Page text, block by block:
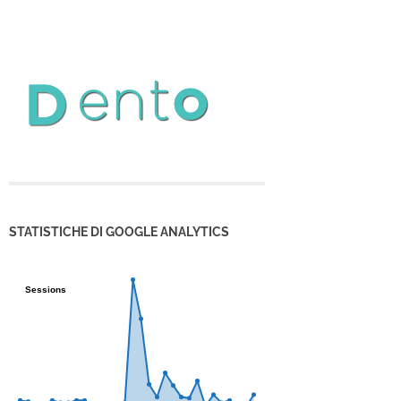
STATISTICHE DI GOOGLE ANALYTICS
Sessions
Sessions